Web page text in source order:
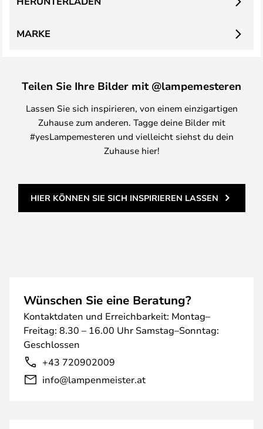
MARKE
Teilen Sie Ihre Bilder mit @lampemesteren
Lassen Sie sich inspirieren, von einem einzigartigen
Zuhause zum anderen. Tagge deine Bilder mit
#yesLampemesteren und vielleicht siehst du dein
Zuhause hier!
HIER KÖNNEN SIE SICH INSPIRIEREN LASSEN
Wünschen Sie eine Beratung?
Kontaktdaten und Erreichbarkeit: Montag–
Freitag: 8.30 – 16.00 Uhr Samstag–Sonntag:
Geschlossen
+43 720902009
info@lampenmeister.at